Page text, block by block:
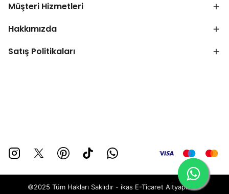
Müşteri Hizmetleri
Hakkımızda
Satış Politikaları
©2025 Tüm Hakları Saklıdır - ikas E-Ticaret Altyapısı ile